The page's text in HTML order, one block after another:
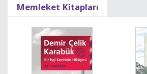
Memleket Kitapları